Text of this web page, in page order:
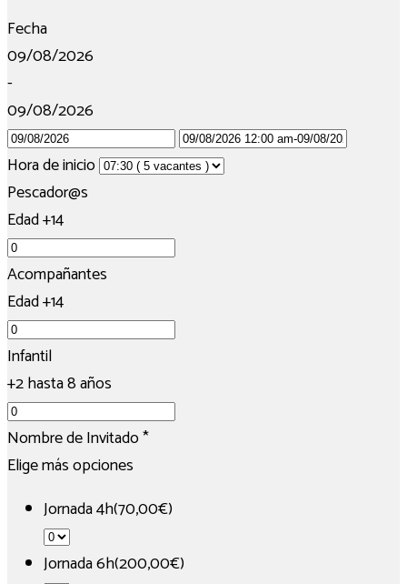
Fecha
09/08/2026
-
09/08/2026
Hora de inicio
Pescador@s
Edad +14
Acompañantes
Edad +14
Infantil
+2 hasta 8 años
Nombre de Invitado*
Elige más opciones
Jornada 4h(70,00€)
Jornada 6h(200,00€)